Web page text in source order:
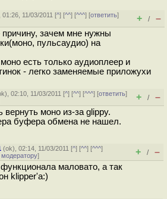
01:26, 11/03/2011 [^] [^^] [^^^] [ответить]
+ / –
зачем мне нужны
пульсаудио) на
есть только аудиоплеер и
- легко заменяемые приложухи
), 02:10, 11/03/2011 [^] [^^] [^^^] [ответить]
+ / –
моно из-за glippy.
буфера обмена не нашел.
(ok), 02:14, 11/03/2011 [^] [^^] [^^^]
модератору] + / –
функционала маловато, а так
klipper'а:)